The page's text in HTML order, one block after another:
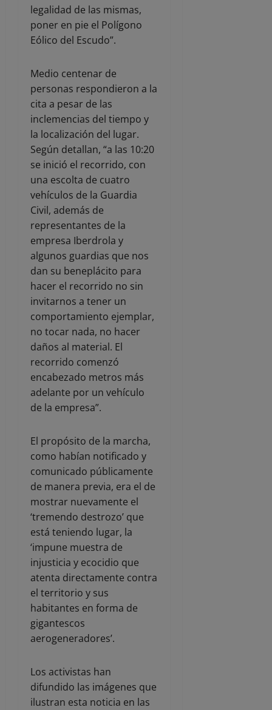
legalidad de las mismas,
poner en pie el Polígono
Eólico del Escudo”.
Medio centenar de
personas respondieron a la
cita a pesar de las
inclemencias del tiempo y
la localización del lugar.
Según detallan, “a las 10:20
se inició el recorrido, con
una escolta de cuatro
vehículos de la Guardia
Civil, además de
representantes de la
empresa Iberdrola y
algunos guardias que nos
dan su beneplácito para
hacer el recorrido no sin
invitarnos a tener un
comportamiento ejemplar,
no tocar nada, no hacer
daños al material. El
recorrido comenzó
encabezado metros más
adelante por un vehículo
de la empresa”.
El propósito de la marcha,
como habían notificado y
comunicado públicamente
de manera previa, era el de
mostrar nuevamente el
‘tremendo destrozo’ que
está teniendo lugar, la
‘impune muestra de
injusticia y ecocidio que
atenta directamente contra
el territorio y sus
habitantes en forma de
gigantescos
aerogeneradores’.
Los activistas han
difundido las imágenes que
ilustran esta noticia en las